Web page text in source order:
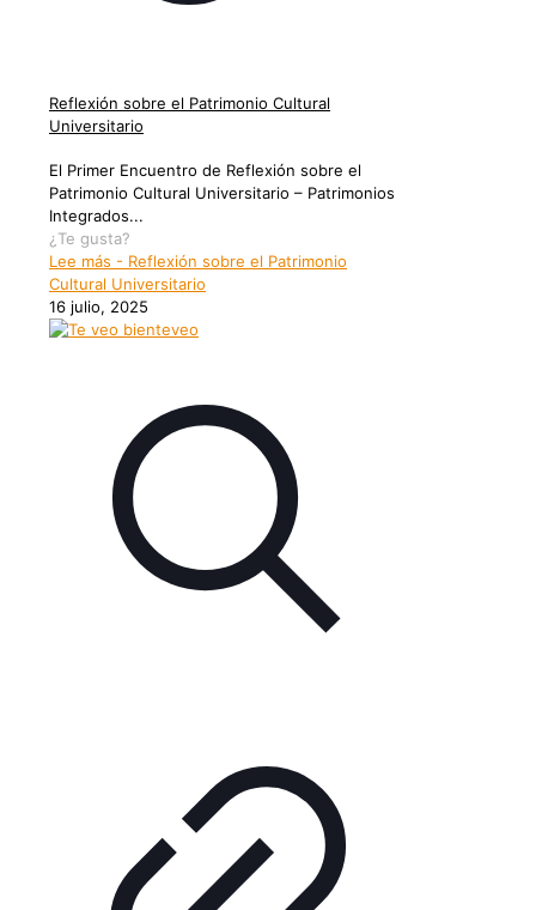
Reflexión sobre el Patrimonio Cultural
Universitario
El Primer Encuentro de Reflexión sobre el
Patrimonio Cultural Universitario – Patrimonios
Integrados...
¿Te gusta?
Lee más - Reflexión sobre el Patrimonio
Cultural Universitario
16 julio, 2025